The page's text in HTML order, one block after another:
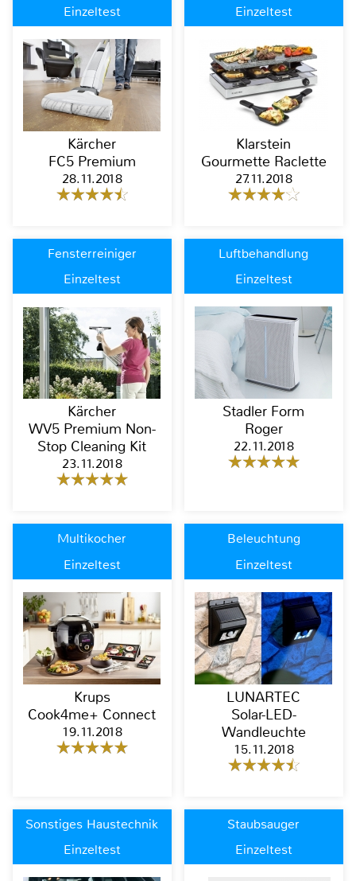
Einzeltest
Kärcher
FC5 Premium
28.11.2018
Einzeltest
Klarstein
Gourmette Raclette
27.11.2018
Fensterreiniger
Einzeltest
Kärcher
WV5 Premium Non-
Stop Cleaning Kit
23.11.2018
Luftbehandlung
Einzeltest
Stadler Form
Roger
22.11.2018
Multikocher
Einzeltest
Krups
Cook4me+ Connect
19.11.2018
Beleuchtung
Einzeltest
LUNARTEC
Solar-LED-
Wandleuchte
15.11.2018
Sonstiges Haustechnik
Einzeltest
Staubsauger
Einzeltest